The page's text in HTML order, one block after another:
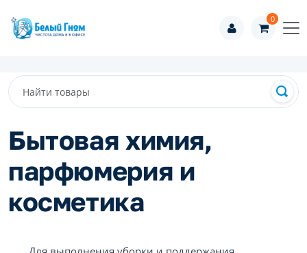
0
Бытовая химия,
парфюмерия и
косметика